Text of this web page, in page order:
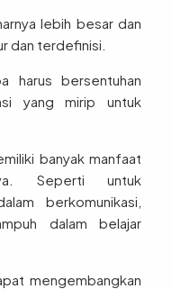
lebih besar dan
dan terdefinisi.
harus bersentuhan
yang mirip untuk
banyak manfaat
Seperti untuk
berkomunikasi,
dalam belajar
mengembangkan